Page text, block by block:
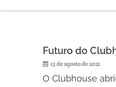
Futuro do
13 de agosto de 2021
O Clubhouse